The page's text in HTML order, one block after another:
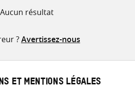
Aucun résultat
?Avertissez-nous
ET MENTIONS LÉGALES